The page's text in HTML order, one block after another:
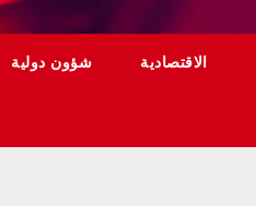
الاقتصادية شؤون دولية